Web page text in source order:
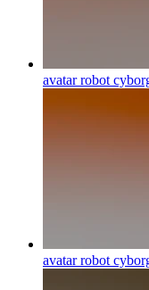
avatar robot
avatar robot